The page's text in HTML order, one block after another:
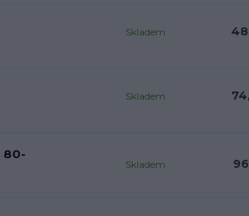
Skladem
Skladem
80-
Skladem